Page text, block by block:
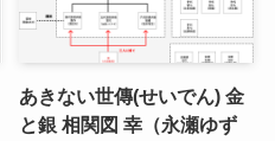
あきない世傳(せいでん) 金
と銀 相関図 幸（永瀬ゆず